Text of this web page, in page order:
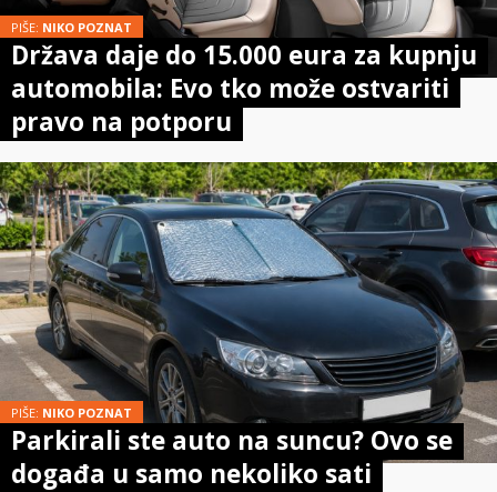
PIŠE: NIKO POZNAT
Država daje do 15.000 eura za kupnju
automobila: Evo tko može ostvariti
pravo na potporu
PIŠE: NIKO POZNAT
Parkirali ste auto na suncu? Ovo se
događa u samo nekoliko sati